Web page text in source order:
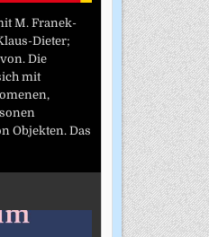
M. Franek-
Dieter;
Die
mit
Objekten. Das